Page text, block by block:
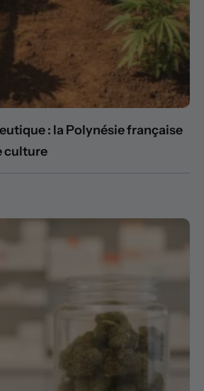
: la Polynésie française
culture